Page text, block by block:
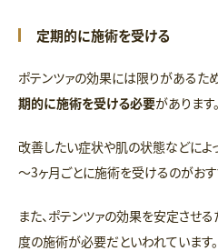
定期的に施術を受ける
ポテンツァの効果には限りがあるため
期的に施術を受ける必要があります。
改善したい症状や肌の状態などによ
～3ヶ月ごとに施術を受けるのがおす
また、ポテンツァの効果を安定させ
度の施術が必要だといわれています。